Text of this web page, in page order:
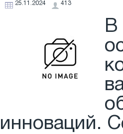
25.11.2024 413
В
инноваций.